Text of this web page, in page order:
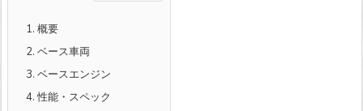
1. 概要
2. ベース車両
3. ベースエンジン
4.性能・スペック